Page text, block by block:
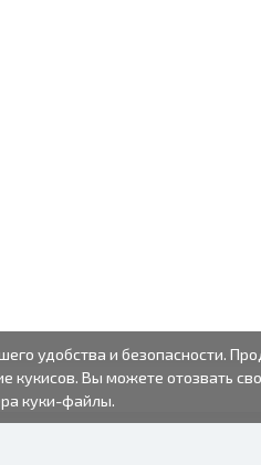
удобства и безопасности.
кукисов. Вы можете отозвать
куки-файлы.